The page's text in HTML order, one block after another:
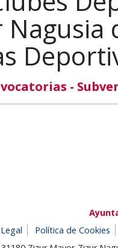
-
Política de Cookies